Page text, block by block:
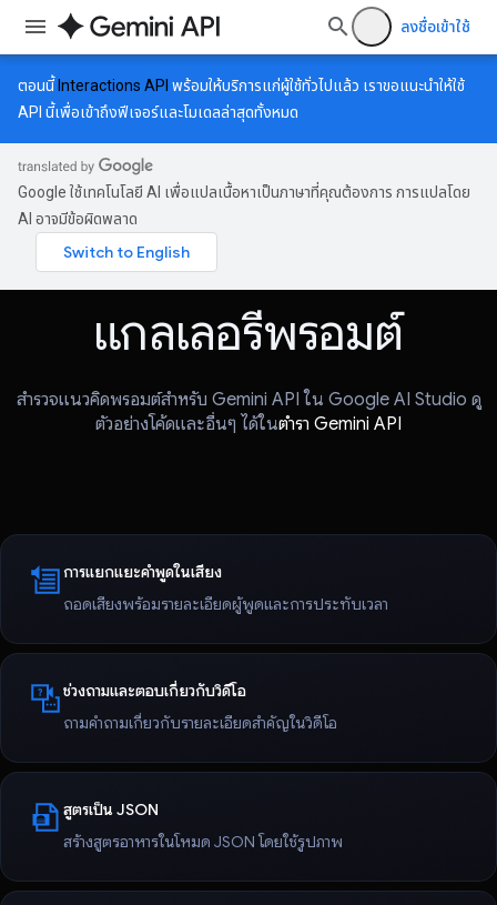
ลงชื่อเข้าใช้
ตอนนี้ Interactions API พร้อมให้บริการแก่ผู้ใช้ทั่วไปแล้ว เราขอแนะนำให้ใช้
API นี้เพื่อเข้าถึงฟีเจอร์และโมเดลล่าสุดทั้งหมด
Google ใช้เทคโนโลยี AI เพื่อแปลเนื้อหาเป็นภาษาที่คุณต้องการ การแปลโดย
AI อาจมีข้อผิดพลาด
แกลเลอรีพรอมต์
สํารวจแนวคิดพรอมต์สําหรับ Gemini API ใน Google AI Studio ดู
ตัวอย่างโค้ดและอื่นๆ ได้ในตำรา Gemini API
การแยกแยะคำพูดในเสียง
ถอดเสียงพร้อมรายละเอียดผู้พูดและการประทับเวลา
ช่วงถามและตอบเกี่ยวกับวิดีโอ
ถามคำถามเกี่ยวกับรายละเอียดสำคัญในวิดีโอ
สูตรเป็น JSON
สร้างสูตรอาหารในโหมด JSON โดยใช้รูปภาพ